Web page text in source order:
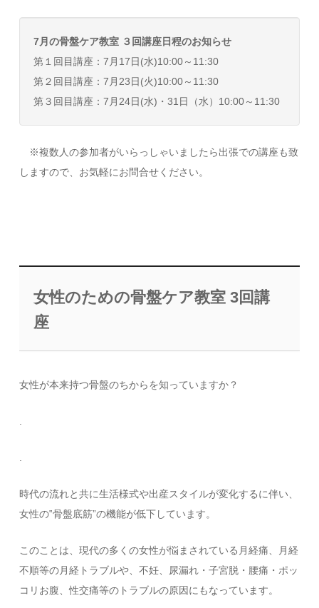
7月の骨盤ケア教室 ３回講座日程のお知らせ
第１回目講座：7月17日(水)10:00～11:30
第２回目講座：7月23日(火)10:00～11:30
第３回目講座：7月24日(水)・31日（水）10:00～11:30
※複数人の参加者がいらっしゃいましたら出張での講座も致
しますので、お気軽にお問合せください。
女性のための骨盤ケア教室 3回講
座
女性が本来持つ骨盤のちからを知っていますか？
時代の流れと共に生活様式や出産スタイルが変化するに伴い、
女性の‟骨盤底筋”の機能が低下しています。
このことは、現代の多くの女性が悩まされている月経痛、月経
不順等の月経トラブルや、不妊、尿漏れ・子宮脱・腰痛・ポッ
コリお腹、性交痛等のトラブルの原因にもなっています。